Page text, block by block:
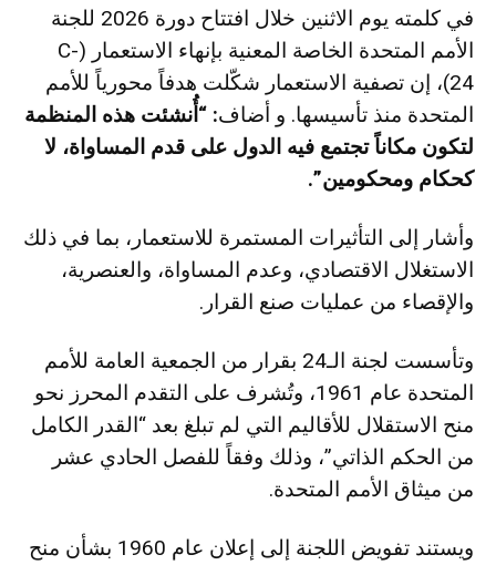
في كلمته يوم الاثنين خلال افتتاح دورة 2026 للجنة
الأمم المتحدة الخاصة المعنية بإنهاء الاستعمار (C-
24)، إن تصفية الاستعمار شكّلت هدفاً محورياً للأمم
المتحدة منذ تأسيسها. و أضاف: “أُنشئت هذه المنظمة
لتكون مكاناً تجتمع فيه الدول على قدم المساواة، لا
كحكام ومحكومين”.
وأشار إلى التأثيرات المستمرة للاستعمار، بما في ذلك
الاستغلال الاقتصادي، وعدم المساواة، والعنصرية،
والإقصاء من عمليات صنع القرار.
وتأسست لجنة الـ24 بقرار من الجمعية العامة للأمم
المتحدة عام 1961، وتُشرف على التقدم المحرز نحو
منح الاستقلال للأقاليم التي لم تبلغ بعد “القدر الكامل
من الحكم الذاتي”، وذلك وفقاً للفصل الحادي عشر
من ميثاق الأمم المتحدة.
ويستند تفويض اللجنة إلى إعلان عام 1960 بشأن منح